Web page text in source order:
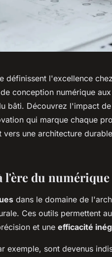
définissent l'excellence
conception numérique
bâti. Découvrez l'impact
qui marque chaque
une architecture
l'ère du numérique
dans le domaine de
Ces outils permettent
et une efficacité
exemple, sont devenus